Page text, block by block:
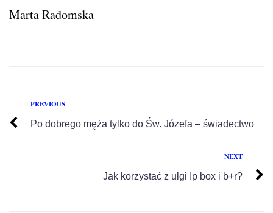
Marta Radomska
PREVIOUS
Po dobrego męża tylko do Św. Józefa – świadectwo
NEXT
Jak korzystać z ulgi Ip box i b+r?